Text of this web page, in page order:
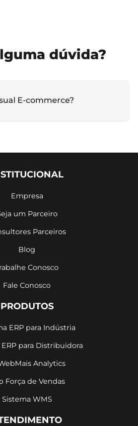
dúvida?
E-commerce?
Empresa
um Parceiro
Parceiros
Blog
Conosco
Fale Conosco
PRODUTOS
ERP para Indústria
para Distribuidora
Analytics
Força de Vendas
Sistema WMS